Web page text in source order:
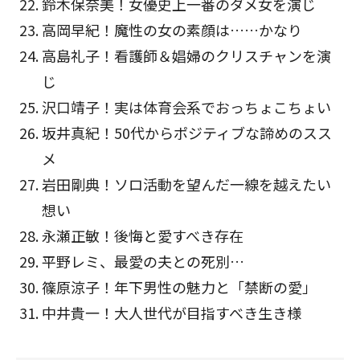
高岡早紀！魔性の女の素顔は……かなり
高島礼子！看護師＆娼婦のクリスチャンを演
じ
沢口靖子！実は体育会系でおっちょこちょい
坂井真紀！50代からポジティブな諦めのスス
メ
岩田剛典！ソロ活動を望んだ一線を越えたい
想い
永瀬正敏！後悔と愛すべき存在
平野レミ、最愛の夫との死別…
篠原涼子！年下男性の魅力と「禁断の愛」
中井貴一！大人世代が目指すべき生き様